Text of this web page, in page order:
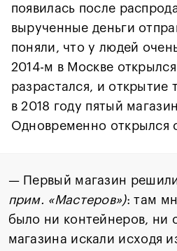
появилась после
вырученные деньги
поняли, что у людей
2014-м в Москве
разрастался, и открытие
в 2018 году пятый
Одновременно открылся
— Первый магазин
прим. «Мастеров»): там
было ни контейнеров, ни
магазина искали исходя